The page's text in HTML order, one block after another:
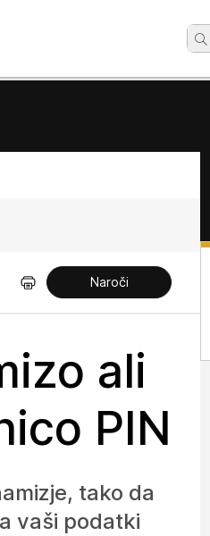
Naroči
ali
PIN
tako da
vaši podatki